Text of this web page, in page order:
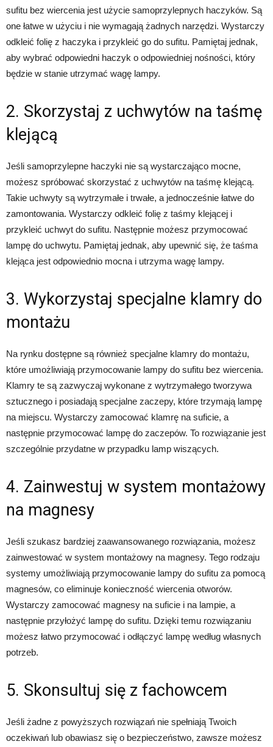
sufitu bez wiercenia jest użycie samoprzylepnych haczyków. Są
one łatwe w użyciu i nie wymagają żadnych narzędzi. Wystarczy
odkleić folię z haczyka i przykleić go do sufitu. Pamiętaj jednak,
aby wybrać odpowiedni haczyk o odpowiedniej nośności, który
będzie w stanie utrzymać wagę lampy.
2. Skorzystaj z uchwytów na taśmę
klejącą
Jeśli samoprzylepne haczyki nie są wystarczająco mocne,
możesz spróbować skorzystać z uchwytów na taśmę klejącą.
Takie uchwyty są wytrzymałe i trwałe, a jednocześnie łatwe do
zamontowania. Wystarczy odkleić folię z taśmy klejącej i
przykleić uchwyt do sufitu. Następnie możesz przymocować
lampę do uchwytu. Pamiętaj jednak, aby upewnić się, że taśma
klejąca jest odpowiednio mocna i utrzyma wagę lampy.
3. Wykorzystaj specjalne klamry do
montażu
Na rynku dostępne są również specjalne klamry do montażu,
które umożliwiają przymocowanie lampy do sufitu bez wiercenia.
Klamry te są zazwyczaj wykonane z wytrzymałego tworzywa
sztucznego i posiadają specjalne zaczepy, które trzymają lampę
na miejscu. Wystarczy zamocować klamrę na suficie, a
następnie przymocować lampę do zaczepów. To rozwiązanie jest
szczególnie przydatne w przypadku lamp wiszących.
4. Zainwestuj w system montażowy
na magnesy
Jeśli szukasz bardziej zaawansowanego rozwiązania, możesz
zainwestować w system montażowy na magnesy. Tego rodzaju
systemy umożliwiają przymocowanie lampy do sufitu za pomocą
magnesów, co eliminuje konieczność wiercenia otworów.
Wystarczy zamocować magnesy na suficie i na lampie, a
następnie przyłożyć lampę do sufitu. Dzięki temu rozwiązaniu
możesz łatwo przymocować i odłączyć lampę według własnych
potrzeb.
5. Skonsultuj się z fachowcem
Jeśli żadne z powyższych rozwiązań nie spełniają Twoich
oczekiwań lub obawiasz się o bezpieczeństwo, zawsze możesz